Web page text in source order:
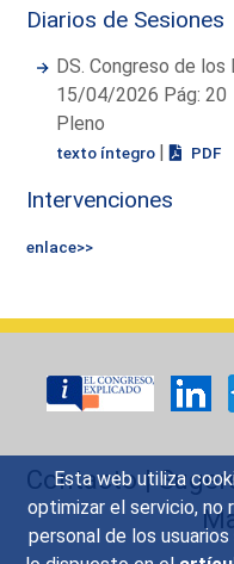
Esta web utiliza
optimizar el servicio,
personal de los
Diarios de Sesiones
DS. Congreso de
15/04/2026 Pág: 20
Pleno
texto íntegro | PDF
Intervenciones
enlace>>
Contacto|